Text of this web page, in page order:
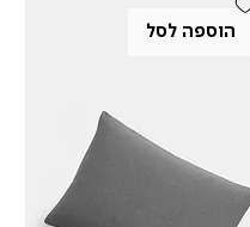
הוספה לסל